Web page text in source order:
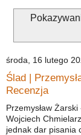
środa, 16 lutego
Ślad |
Recenzja
Przemysław
Wojciech
jednak dar pisania